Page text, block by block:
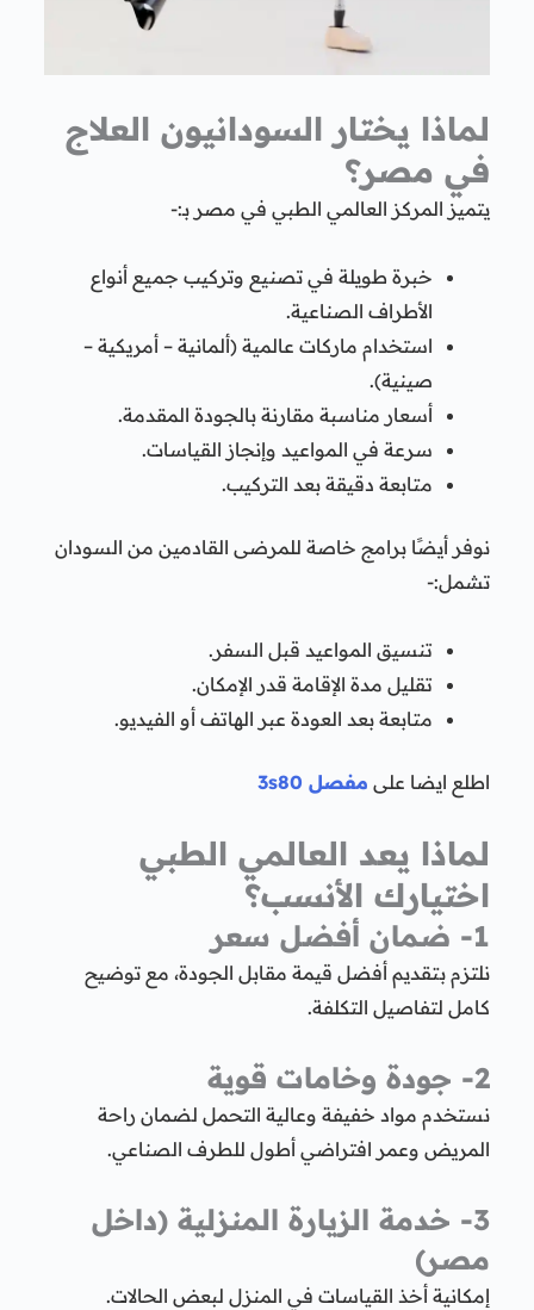
لماذا يختار السودانيون العلاج
في مصر؟
يتميز المركز العالمي الطبي في مصر بـ:-
خبرة طويلة في تصنيع وتركيب جميع أنواع
الأطراف الصناعية.
استخدام ماركات عالمية (ألمانية – أمريكية –
صينية).
أسعار مناسبة مقارنة بالجودة المقدمة.
سرعة في المواعيد وإنجاز القياسات.
متابعة دقيقة بعد التركيب.
نوفر أيضًا برامج خاصة للمرضى القادمين من السودان
تشمل:-
تنسيق المواعيد قبل السفر.
تقليل مدة الإقامة قدر الإمكان.
متابعة بعد العودة عبر الهاتف أو الفيديو.
اطلع ايضا على مفصل 3s80
لماذا يعد العالمي الطبي
اختيارك الأنسب؟
1- ضمان أفضل سعر
نلتزم بتقديم أفضل قيمة مقابل الجودة، مع توضيح
كامل لتفاصيل التكلفة.
2- جودة وخامات قوية
نستخدم مواد خفيفة وعالية التحمل لضمان راحة
المريض وعمر افتراضي أطول للطرف الصناعي.
3- خدمة الزيارة المنزلية (داخل
مصر)
إمكانية أخذ القياسات في المنزل لبعض الحالات.